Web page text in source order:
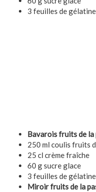
3 feuilles de
Bavarois fruits de la
250 ml coulis fruits
25 cl crème fraîche
60 g sucre glace
3 feuilles de
Miroir fruits de la